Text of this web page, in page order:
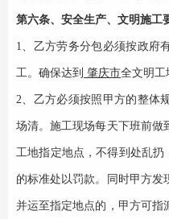
第六条、安全生产、文明施工
1、 乙方劳务分包必须按政府
工。确保达到 肇庆市全文明工
2、乙方必须按照甲方的整体
场清。施工现场每天下班前做
工地指定地点，不得到处乱扔
的标准处以罚款。同时甲方发
并运至指定地点的，甲方可指